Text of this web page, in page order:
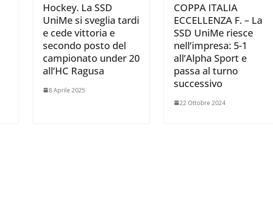
Hockey. La SSD
UniMe si sveglia tardi
e cede vittoria e
secondo posto del
campionato under 20
all’HC Ragusa
8 Aprile 2025
COPPA ITALIA
ECCELLENZA F. – La
SSD UniMe riesce
nell’impresa: 5-1
all’Alpha Sport e
passa al turno
successivo
22 Ottobre 2024